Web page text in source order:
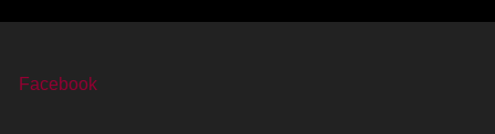
Facebook